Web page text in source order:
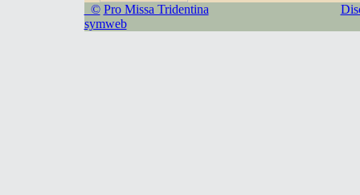
© Pro Missa Tridentina
symweb